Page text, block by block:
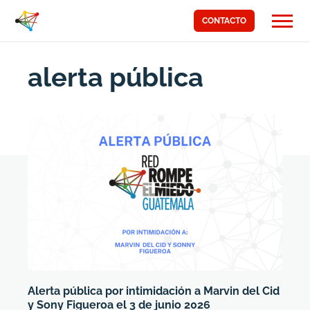
CONTACTO
alerta pública
Alerta pública por intimidación a Marvin del Cid
y Sony Figueroa el 3 de junio 2026